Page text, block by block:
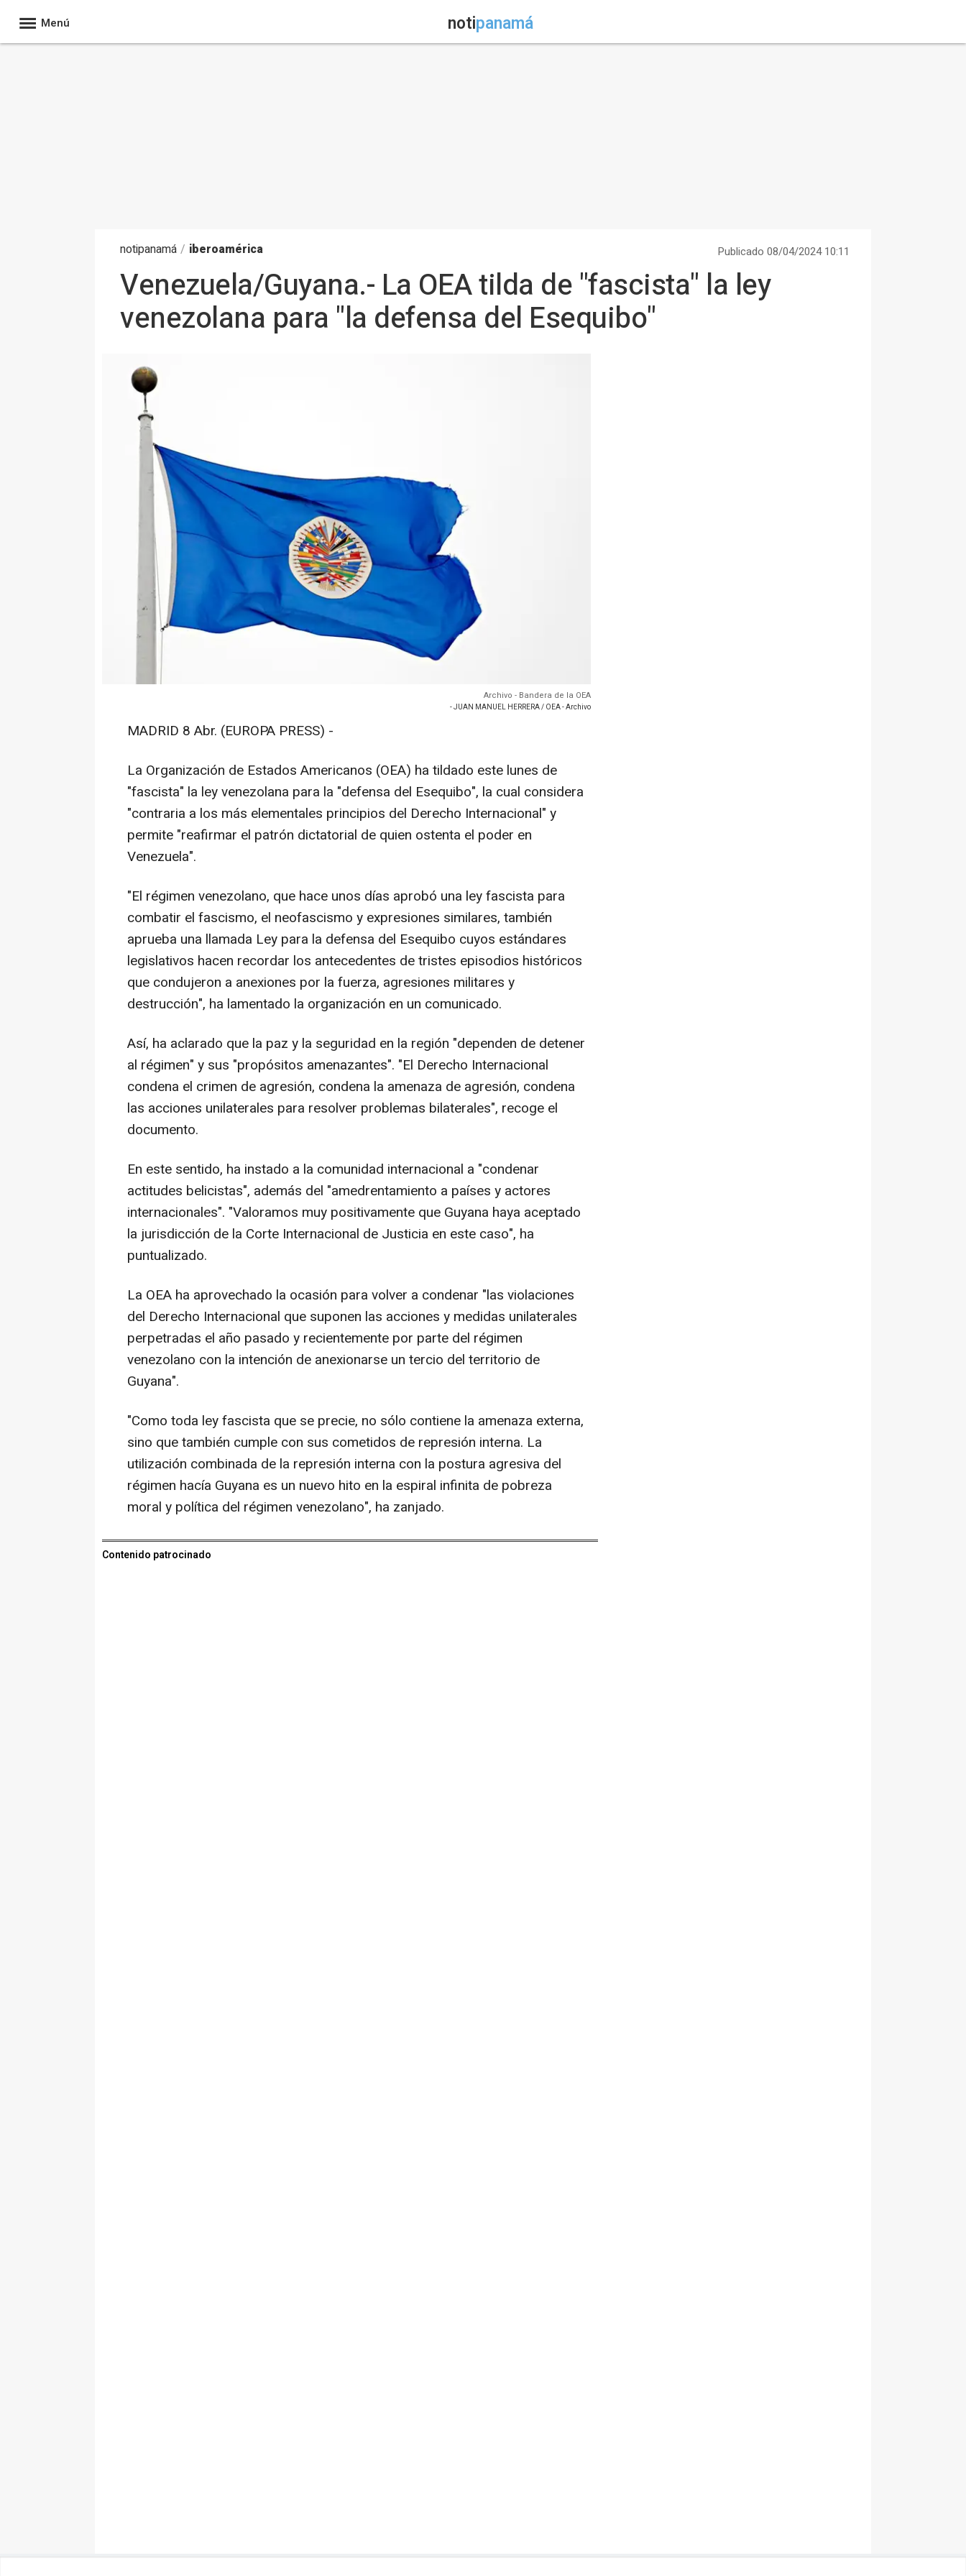
Menú notipanamá
notipanamá / iberoamérica Publicado 08/04/2024 10:11
Venezuela/Guyana.- La OEA tilda de "fascista" la ley
venezolana para "la defensa del Esequibo"
Archivo - Bandera de la OEA
- JUAN MANUEL HERRERA / OEA - Archivo
MADRID 8 Abr. (EUROPA PRESS) -
La Organización de Estados Americanos (OEA) ha tildado este lunes de
"fascista" la ley venezolana para la "defensa del Esequibo", la cual considera
"contraria a los más elementales principios del Derecho Internacional" y
permite "reafirmar el patrón dictatorial de quien ostenta el poder en
Venezuela".
"El régimen venezolano, que hace unos días aprobó una ley fascista para
combatir el fascismo, el neofascismo y expresiones similares, también
aprueba una llamada Ley para la defensa del Esequibo cuyos estándares
legislativos hacen recordar los antecedentes de tristes episodios históricos
que condujeron a anexiones por la fuerza, agresiones militares y
destrucción", ha lamentado la organización en un comunicado.
Así, ha aclarado que la paz y la seguridad en la región "dependen de detener
al régimen" y sus "propósitos amenazantes". "El Derecho Internacional
condena el crimen de agresión, condena la amenaza de agresión, condena
las acciones unilaterales para resolver problemas bilaterales", recoge el
documento.
En este sentido, ha instado a la comunidad internacional a "condenar
actitudes belicistas", además del "amedrentamiento a países y actores
internacionales". "Valoramos muy positivamente que Guyana haya aceptado
la jurisdicción de la Corte Internacional de Justicia en este caso", ha
puntualizado.
La OEA ha aprovechado la ocasión para volver a condenar "las violaciones
del Derecho Internacional que suponen las acciones y medidas unilaterales
perpetradas el año pasado y recientemente por parte del régimen
venezolano con la intención de anexionarse un tercio del territorio de
Guyana".
"Como toda ley fascista que se precie, no sólo contiene la amenaza externa,
sino que también cumple con sus cometidos de represión interna. La
utilización combinada de la represión interna con la postura agresiva del
régimen hacía Guyana es un nuevo hito en la espiral infinita de pobreza
moral y política del régimen venezolano", ha zanjado.
Contenido patrocinado